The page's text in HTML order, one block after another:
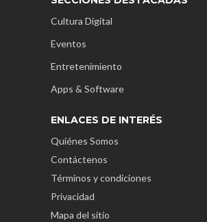
Cultura Digital
Eventos
Entretenimiento
Apps & Software
ENLACES DE INTERÉS
Quiénes Somos
Contáctenos
Términos y condiciones
Privacidad
Mapa del sitio